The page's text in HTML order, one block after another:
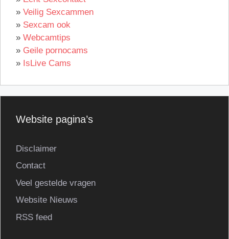
» Veilig Sexcammen
» Sexcam ook
» Webcamtips
» Geile pornocams
» IsLive Cams
Website pagina’s
Disclaimer
Contact
Veel gestelde vragen
Website Nieuws
RSS feed